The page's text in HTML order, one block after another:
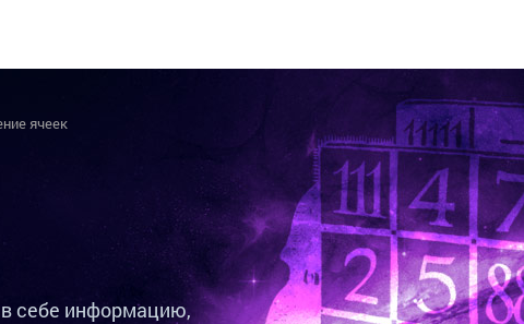
ячеек
себе информацию,